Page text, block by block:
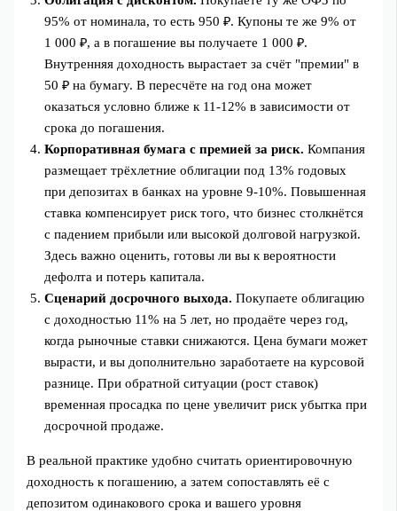
95% от номинала, то есть 950 ₽. Купоны те же 9% от
1 000 ₽, а в погашение вы получаете 1 000 ₽.
Внутренняя доходность вырастает за счёт "премии" в
50 ₽ на бумагу. В пересчёте на год она может
оказаться условно ближе к 11-12% в зависимости от
срока до погашения.
Корпоративная бумага с премией за риск. Компания
размещает трёхлетние облигации под 13% годовых
при депозитах в банках на уровне 9-10%. Повышенная
ставка компенсирует риск того, что бизнес столкнётся
с падением прибыли или высокой долговой нагрузкой.
Здесь важно оценить, готовы ли вы к вероятности
дефолта и потерь капитала.
Сценарий досрочного выхода. Покупаете облигацию
с доходностью 11% на 5 лет, но продаёте через год,
когда рыночные ставки снижаются. Цена бумаги может
вырасти, и вы дополнительно заработаете на курсовой
разнице. При обратной ситуации (рост ставок)
временная просадка по цене увеличит риск убытка при
досрочной продаже.
В реальной практике удобно считать ориентировочную
доходность к погашению, а затем сопоставлять её с
депозитом одинакового срока и вашего уровня